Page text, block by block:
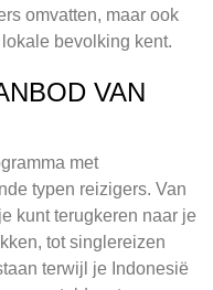
omvatten, maar ook
bevolking kent.
VAN
met
typen reizigers. Van
kunt terugkeren naar je
tot singlereizen
terwijl je Indonesië